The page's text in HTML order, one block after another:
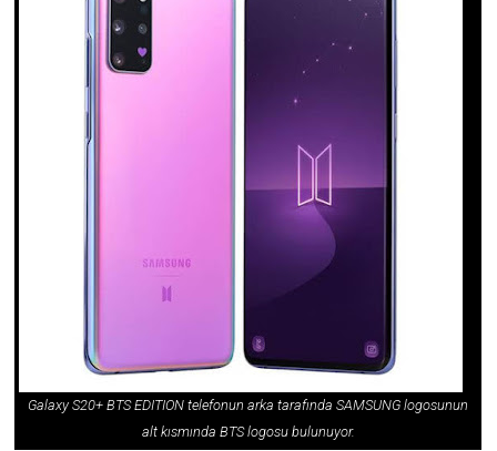
Galaxy S20+ BTS EDITION telefonun arka tarafında SAMSUNG logosunun
alt kısmında BTS logosu bulunuyor.